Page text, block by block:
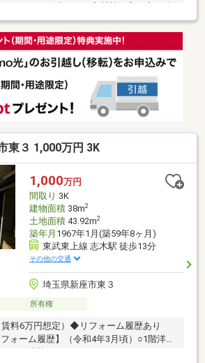
スペースあり（車種による）・前面道路
地につき陽当り・通風良好・角度変更可
ドシャッター付▼お部屋の特徴・吹き抜
広々リビングダイニング・壁付けTVの後
える対面式キッチン・パントリー付・窓が
い浴室・洗面所
東３ 1,000万円 3K
1,000万円
間取り 3K
建物面積38m2
土地面積43.92m2
築年月 1967年1月(築59年8ヶ月)
東武東上線 志木駅 徒歩13分
その他の交通
埼玉県新座市東３
所有権
料6万円想定）◆リフォーム履歴あり
ォーム履歴】（令和4年3月頃）○1階洋室
ング張替え